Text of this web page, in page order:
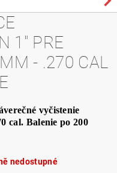
1" PRE
- .270 CAL
vyčistenie
cal. Balenie po 200
nedostupné